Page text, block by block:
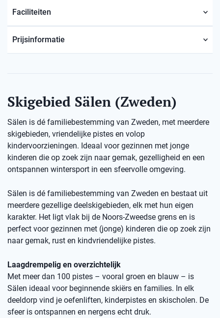
Faciliteiten
Prijsinformatie
Skigebied Sälen (Zweden)
Sälen is dé familiebestemming van Zweden, met meerdere
skigebieden, vriendelijke pistes en volop
kindervoorzieningen. Ideaal voor gezinnen met jonge
kinderen die op zoek zijn naar gemak, gezelligheid en een
ontspannen wintersport in een sfeervolle omgeving.
Sälen is dé familiebestemming van Zweden en bestaat uit
meerdere gezellige deelskigebieden, elk met hun eigen
karakter. Het ligt vlak bij de Noors-Zweedse grens en is
perfect voor gezinnen met (jonge) kinderen die op zoek zijn
naar gemak, rust en kindvriendelijke pistes.
Laagdrempelig en overzichtelijk
Met meer dan 100 pistes – vooral groen en blauw – is
Sälen ideaal voor beginnende skiërs en families. In elk
deeldorp vind je oefenliften, kinderpistes en skischolen. De
sfeer is ontspannen en nergens echt druk.